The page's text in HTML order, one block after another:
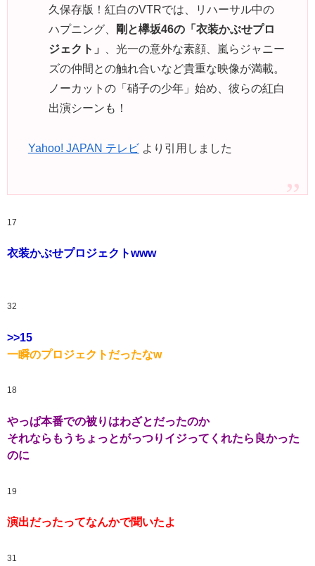
久保存版！紅白のVTRでは、リハーサル中の
ハプニング、
剛と欅坂46の「衣装かぶせプロ
ジェクト」
、光一の意外な素顔、嵐らジャニー
ズの仲間との触れ合いなど貴重な映像が満載。
ノーカットの「硝子の少年」始め、彼らの紅白
出演シーンも！
Yahoo! JAPAN テレビより引用しました
17
衣装かぶせプロジェクトwww
32
>>15
一瞬のプロジェクトだったなw
18
やっぱ本番での被りはわざとだったのか
それならもうちょっとがっつりイジってくれたら良かった
のに
19
演出だったってなんかで聞いたよ
31